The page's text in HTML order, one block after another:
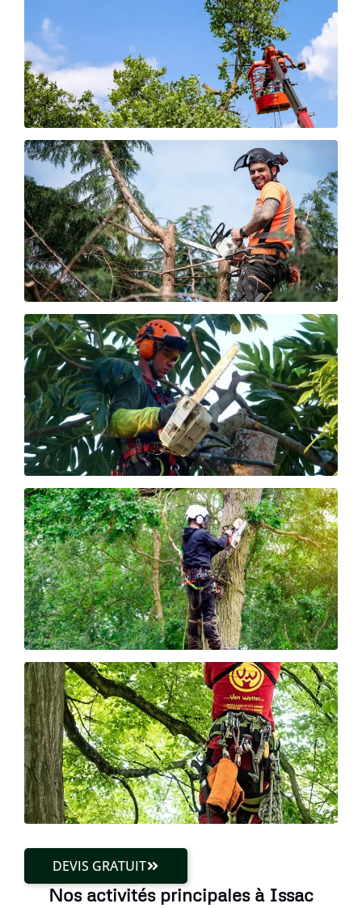
DEVIS GRATUIT
Nos activités principales à Issac